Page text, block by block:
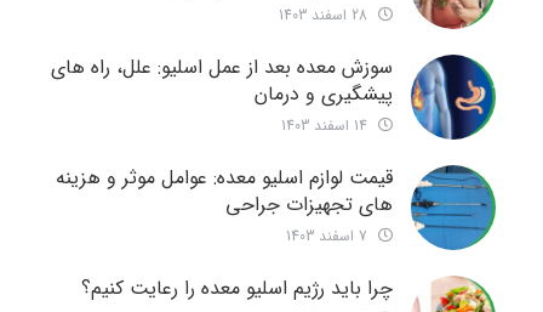
سوزش معده بعد از عمل اسلیو: علل، راه های
پیشگیری و درمان
قیمت لوازم اسلیو معده: عوامل موثر و هزینه
های تجهیزات جراحی
چرا باید رژیم اسلیو معده را رعایت کنیم؟